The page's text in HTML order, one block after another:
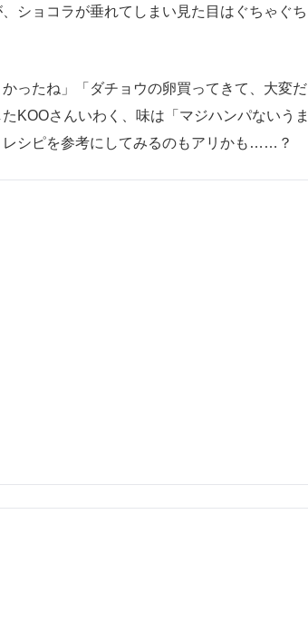
ショコラが垂れてしまい見た目はぐちゃぐち
ったね」「ダチョウの卵買ってきて、大変だ
KOOさんいわく、味は「マジハンパないうま
シピを参考にしてみるのもアリかも……？